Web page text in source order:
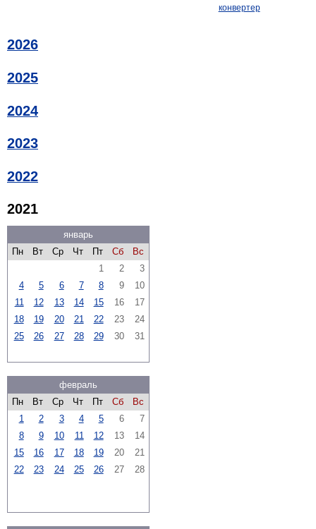
конвертер
2026
2025
2024
2023
2022
2021
январь
Пн
Вт Ср Чт Пт Сб
Вс
1
2
3
4
5 6 7 8 9
10
11
12 13 14 15 16
17
18
19 20 21 22 23
24
25
26 27 28 29 30 31
февраль
Пн
Вт Ср Чт Пт Сб
Вс
1
2 3 4 5 6
7
8
9 10 11 12 13
14
15
16 17 18 19 20
21
22
23 24 25 26 27 28